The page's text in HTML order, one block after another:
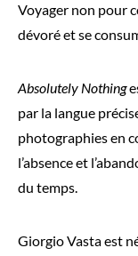
Voyager non pour
dévoré et se
Absolutely Nothing
par la langue
photographies en
l’absence et
du temps.
Giorgio Vasta est